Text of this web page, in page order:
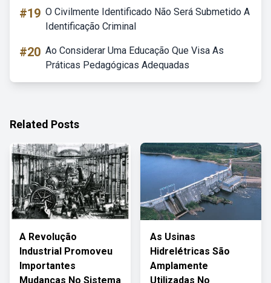
#19 O Civilmente Identificado Não Será Submetido A
Identificação Criminal
#20 Ao Considerar Uma Educação Que Visa As
Práticas Pedagógicas Adequadas
Related Posts
A Revolução
Industrial Promoveu
Importantes
Mudanças No Sistema
As Usinas
Hidrelétricas São
Amplamente
Utilizadas No